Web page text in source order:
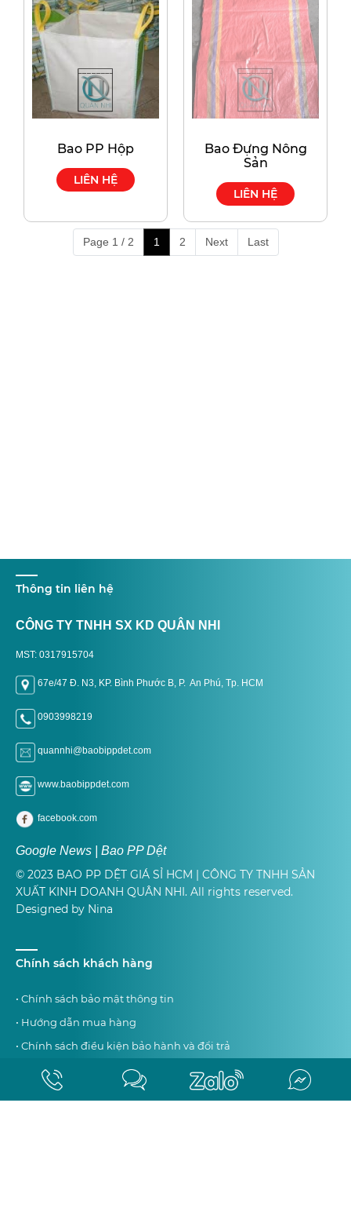
Bao PP Hộp
LIÊN HỆ
Bao Đựng Nông
Sản
LIÊN HỆ
Page 1 / 2 1 2 Next Last
Thông tin liên hệ
CÔNG TY TNHH SX KD QUÂN NHI
MST: 0317915704
67e/47 Đ. N3, KP. Bình Phước B, P. An Phú, Tp. HCM
0903998219
quannhi@baobippdet.com
www.baobippdet.com
facebook.com
Google News | Bao PP Dệt
© 2023 BAO PP DỆT GIÁ SỈ HCM | CÔNG TY TNHH SẢN
XUẤT KINH DOANH QUÂN NHI. All rights reserved.
Designed by Nina
Chính sách khách hàng
• Chính sách bảo mật thông tin
• Hướng dẫn mua hàng
• Chính sách điều kiện bảo hành và đổi trả
• Chính sách giao hàng tận nơi